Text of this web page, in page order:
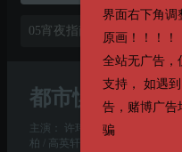
界面右下角调
原画！！！！
全站无广告，
支持， 如遇
告，赌博广告
骗
05宵夜指南
都市惧集 第1
主演： 许玮甯 / 刘品言 / 林柏宏
柏 / 高英轩 / 王渝萱 / 初孟轩 / 李